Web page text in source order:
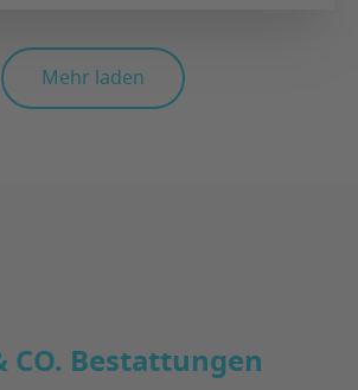
Mehr laden
CO. Bestattungen